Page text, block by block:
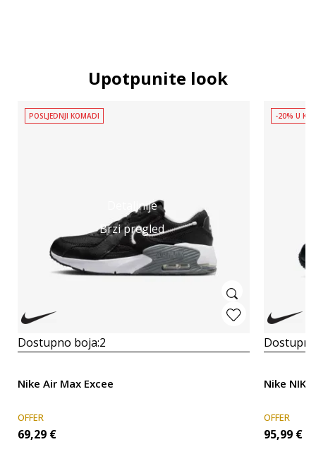
Upotpunite look
Detaljnije
Brzi pregled
POSLJEDNJI KOMADI
Dostupno boja:2
Nike Air Max Excee
OFFER
69,29 €
-20% U
Nike NIKE
OFFER
95,99 €